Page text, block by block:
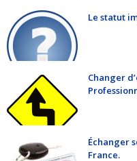
Le statut
Changer
Échanger
France.